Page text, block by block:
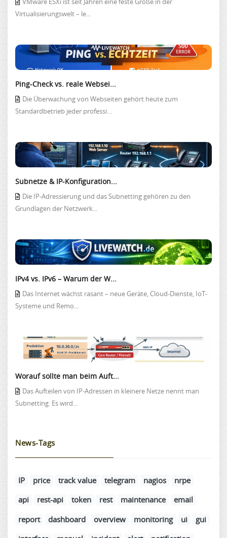
VMware ESXi ist seit Jahren eine feste Größe in der
Virtualisierungswelt – le...
Ping-Check vs. reale Websei...
Die Überwachung von Webseiten gehört heute zum
Standardbetrieb jeder professi...
Subnetze & IP-Konfiguration...
Die IP-Adressierung und das Subnetting gehören zu den
Grundlagen der Netzwerk...
IPv4 vs. IPv6 – Warum der W...
Das Internet wächst rasant – neue Geräte, Cloud-Dienste, IoT-
Systeme und Remo...
Worauf sollte man beim Auft...
Das Aufteilen von IP-Adressen in kleinere Netze nennt man
Subnetting. Es wird...
News-Tags
IP price track value telegram nagios
nrpe
api
rest-api token rest maintenance
email
report
dashboard overview monitoring ui
gui